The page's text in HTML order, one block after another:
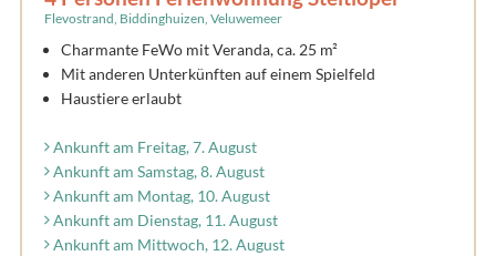
Flevostrand, Biddinghuizen, Veluwemeer
Charmante FeWo mit Veranda, ca. 25 m²
Mit anderen Unterkünften auf einem Spielfeld
Haustiere erlaubt
Ankunft am Freitag, 7. August
Ankunft am Samstag, 8. August
Ankunft am Montag, 10. August
Ankunft am Dienstag, 11. August
Ankunft am Mittwoch, 12. August